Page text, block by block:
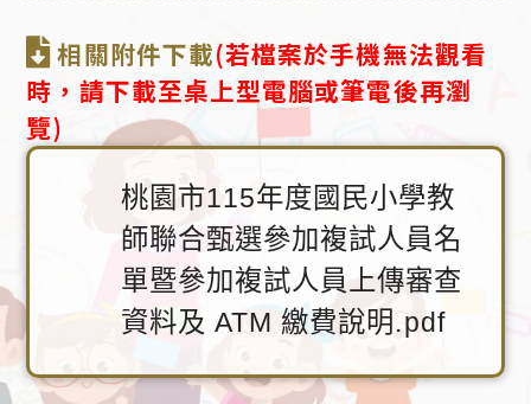
相關附件下載(若檔案於手機無法觀看
時，請下載至桌上型電腦或筆電後再瀏
覽)
桃園市115年度國民小學教
師聯合甄選參加複試人員名
單暨參加複試人員上傳審查
資料及 ATM 繳費說明.pdf